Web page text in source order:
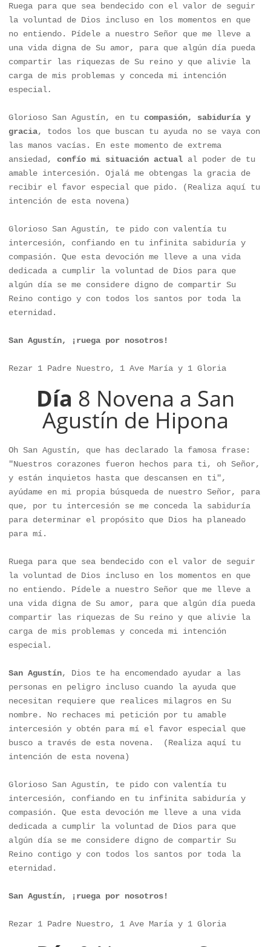
Ruega para que sea bendecido con el valor de seguir
la voluntad de Dios incluso en los momentos en que
no entiendo. Pídele a nuestro Señor que me lleve a
una vida digna de Su amor, para que algún día pueda
compartir las riquezas de Su reino y que alivie la
carga de mis problemas y conceda mi intención
especial.
Glorioso San Agustín, en tu compasión, sabiduría y
gracia, todos los que buscan tu ayuda no se vaya con
las manos vacías. En este momento de extrema
ansiedad, confío mi situación actual al poder de tu
amable intercesión. Ojalá me obtengas la gracia de
recibir el favor especial que pido. (Realiza aquí tu
intención de esta novena)
Glorioso San Agustín, te pido con valentía tu
intercesión, confiando en tu infinita sabiduría y
compasión. Que esta devoción me lleve a una vida
dedicada a cumplir la voluntad de Dios para que
algún día se me considere digno de compartir Su
Reino contigo y con todos los santos por toda la
eternidad.
San Agustín, ¡ruega por nosotros!
Rezar 1 Padre Nuestro, 1 Ave María y 1 Gloria
Día 8 Novena a San
Agustín de Hipona
Oh San Agustín, que has declarado la famosa frase:
"Nuestros corazones fueron hechos para ti, oh Señor,
y están inquietos hasta que descansen en ti",
ayúdame en mi propia búsqueda de nuestro Señor, para
que, por tu intercesión se me conceda la sabiduría
para determinar el propósito que Dios ha planeado
para mí.
Ruega para que sea bendecido con el valor de seguir
la voluntad de Dios incluso en los momentos en que
no entiendo. Pídele a nuestro Señor que me lleve a
una vida digna de Su amor, para que algún día pueda
compartir las riquezas de Su reino y que alivie la
carga de mis problemas y conceda mi intención
especial.
San Agustín, Dios te ha encomendado ayudar a las
personas en peligro incluso cuando la ayuda que
necesitan requiere que realices milagros en Su
nombre. No rechaces mi petición por tu amable
intercesión y obtén para mí el favor especial que
busco a través de esta novena.  (Realiza aquí tu
intención de esta novena)
Glorioso San Agustín, te pido con valentía tu
intercesión, confiando en tu infinita sabiduría y
compasión. Que esta devoción me lleve a una vida
dedicada a cumplir la voluntad de Dios para que
algún día se me considere digno de compartir Su
Reino contigo y con todos los santos por toda la
eternidad.
San Agustín, ¡ruega por nosotros!
Rezar 1 Padre Nuestro, 1 Ave María y 1 Gloria